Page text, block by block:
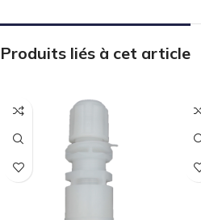
Produits liés à cet article